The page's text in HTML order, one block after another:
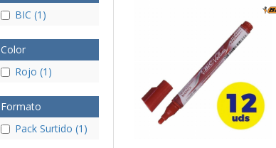
BIC (1)
Color
Rojo (1)
Formato
Pack Surtido (1)